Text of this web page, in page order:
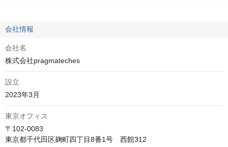
会社情報
会社名
株式会社pragmateches
設立
2023年3月
東京オフィス
〒102-0083
東京都千代田区麹町四丁目8番1号　西館312